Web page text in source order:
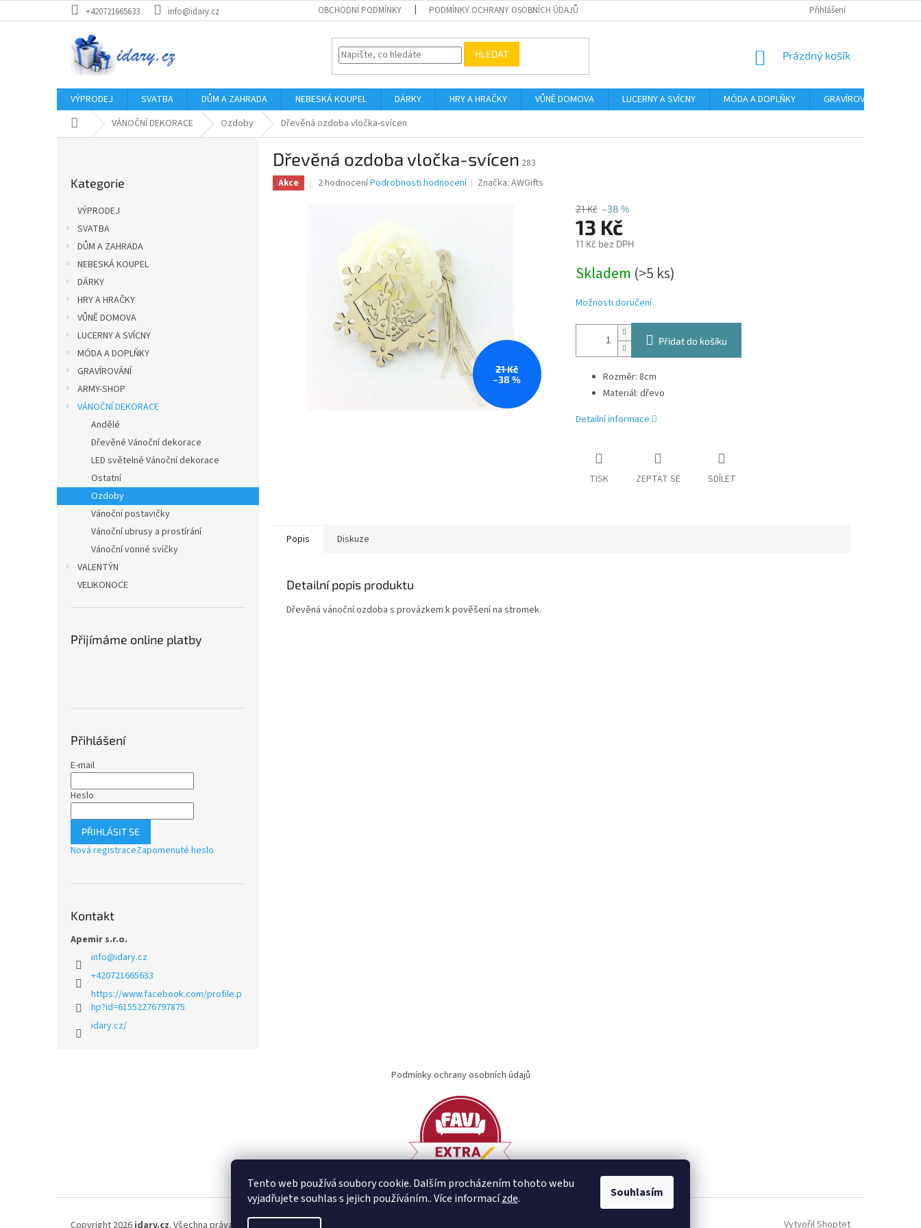
Tento web používá soubory cookie. Dalším procházením tohoto webu
vyjadřujete souhlas s jejich používáním.. Více informacízde. Souhlasím
na
+420721665633 info@idary.cz OBCHODNÍ PODMÍNKY PODMÍNKY OCHRANY OSOBNÍCH ÚDAJŮ Přihlášení
HLEDAT
NÁKUPNÍ
Prázdný košík
VÝPRODEJ SVATBA DŮM A ZAHRADA NEBESKÁ KOUPEL DÁRKY HRY A HRAČKY VŮNĚ DOMOVA LUCERNY A SVÍCNY MÓDA A DOPLŇKY GRAVÍROVÁNÍ
Domů VÁNOČNÍ DEKORACE Ozdoby Dřevěná ozdoba vločka-svícen
kategorie
Kategorie
VÝPRODEJ
SVATBA
DŮM A ZAHRADA
NEBESKÁ KOUPEL
DÁRKY
HRY A HRAČKY
VŮNĚ DOMOVA
LUCERNY A SVÍCNY
MÓDA A DOPLŇKY
GRAVÍROVÁNÍ
ARMY-SHOP
VÁNOČNÍ DEKORACE
Andělé
Dřevěné Vánoční dekorace
LED světelné Vánoční dekorace
Ostatní
Ozdoby
Vánoční postavičky
Vánoční ubrusy a prostírání
Vánoční vonné svíčky
VALENTÝN
VELIKONOCE
Přijímáme online platby
Přihlášení
E-mail
Heslo
PŘIHLÁSIT SE
Nová registraceZapomenuté heslo
Kontakt
Apemir s.r.o.
info@idary.cz
+420721665633
https://www.facebook.com/profile.p
hp?id=61552276797875
idary.cz/
Dřevěná ozdoba vločka-svícen 283
Akce
Průměrné
hvězdiček.
2 hodnoceníPodrobnosti hodnocení Značka:AWGifts
21 Kč
–38 %
21 Kč –38 %
13 Kč
11 Kč bez DPH
cena:
Skladem (>5 ks)
Možnosti doručení
Přidat do košíku
Rozměr: 8cm
Materiál: dřevo
Detailní informace
TISK ZEPTAT SE SDÍLET
Popis Diskuze
Detailní popis produktu
Dřevěná vánoční ozdoba s provázkem k pověšení na stromek.
Podmínky ochrany osobních údajů
Vytvořil Shoptet
Copyright 2026 idary.cz. Všechna práva vyhrazena.